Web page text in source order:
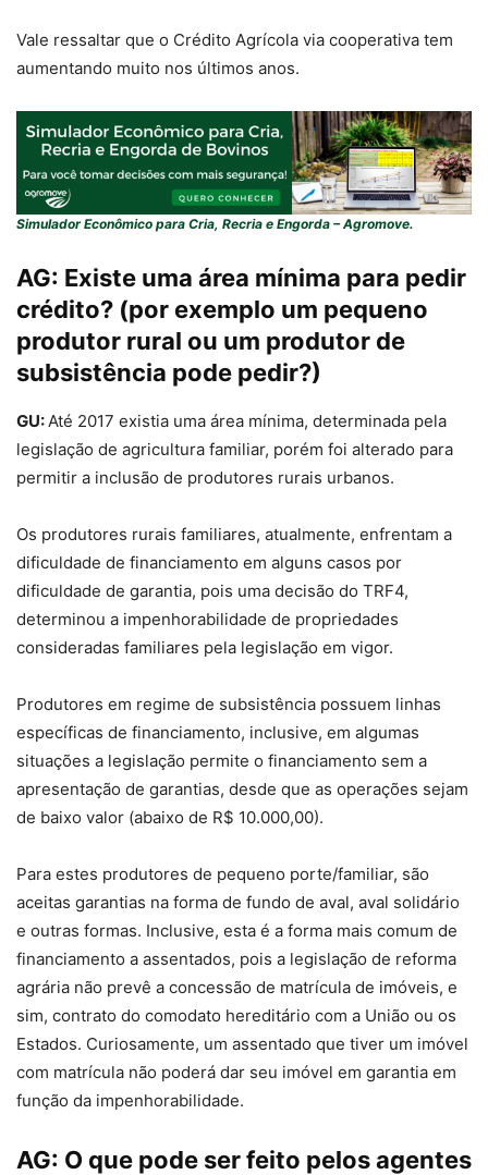
Vale ressaltar que o Crédito Agrícola via cooperativa tem
aumentando muito nos últimos anos.
Simulador Econômico para Cria, Recria e Engorda – Agromove.
AG: Existe uma área mínima para pedir
crédito? (por exemplo um pequeno
produtor rural ou um produtor de
subsistência pode pedir?)
GU: Até 2017 existia uma área mínima, determinada pela
legislação de agricultura familiar, porém foi alterado para
permitir a inclusão de produtores rurais urbanos.
Os produtores rurais familiares, atualmente, enfrentam a
dificuldade de financiamento em alguns casos por
dificuldade de garantia, pois uma decisão do TRF4,
determinou a impenhorabilidade de propriedades
consideradas familiares pela legislação em vigor.
Produtores em regime de subsistência possuem linhas
específicas de financiamento, inclusive, em algumas
situações a legislação permite o financiamento sem a
apresentação de garantias, desde que as operações sejam
de baixo valor (abaixo de R$ 10.000,00).
Para estes produtores de pequeno porte/familiar, são
aceitas garantias na forma de fundo de aval, aval solidário
e outras formas. Inclusive, esta é a forma mais comum de
financiamento a assentados, pois a legislação de reforma
agrária não prevê a concessão de matrícula de imóveis, e
sim, contrato do comodato hereditário com a União ou os
Estados. Curiosamente, um assentado que tiver um imóvel
com matrícula não poderá dar seu imóvel em garantia em
função da impenhorabilidade.
AG: O que pode ser feito pelos agentes